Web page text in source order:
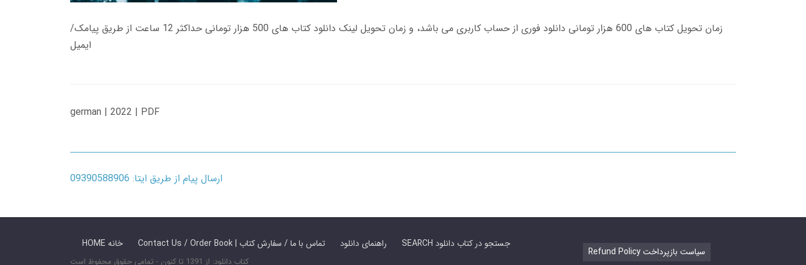
زمان تحویل کتاب های 600 هزار تومانی دانلود فوری از حساب کاربری می باشد، و زمان تحویل لینک دانلود کتاب های 500 هزار تومانی حداکثر 12 ساعت از طریق پیامک/
ایمیل
german | 2022 | PDF
ارسال پیام از طریق ایتا: 09390588906
HOME خانه Contact Us / Order Book | تماس با ما / سفارش کتاب راهنمای دانلود SEARCH جستجو در کتاب دانلود
کتاب دانلود: از 1391 تا کنون - تمامی حقوق محفوظ است
Refund Policy سیاست بازپرداخت